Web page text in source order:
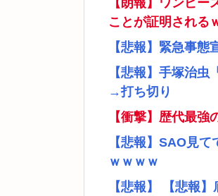
【朗報】ワンピ
ことが証明される
【悲報】緊急事
【悲報】手塚治
→打ち切り
【衝撃】歴代最
【悲報】SAO見
ｗｗｗｗ
【悲報】 【悲報